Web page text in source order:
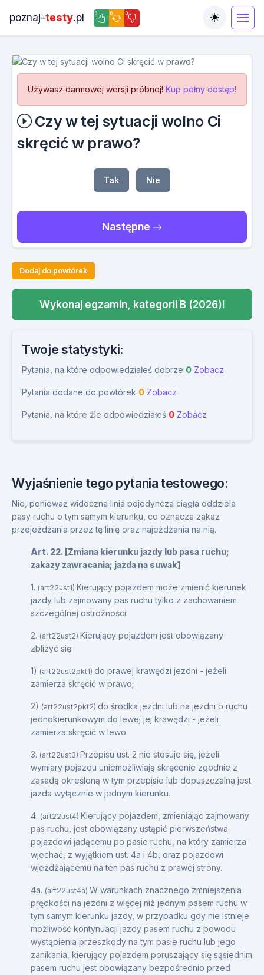
poznaj-testy.pl 0 0 0
Toggle
Używasz darmowej wersji próbnej! Kup pełny dostęp!
Czy w tej sytuacji wolno Ci
skręcić w prawo?
Tak Nie
Następne
Dodaj do powtórek
Wykonaj egzamin, kategorii B (2026)!
Twoje statystyki:
Pytania, na które odpowiedziałeś dobrze 0 Zobacz
Pytania dodane do powtórek 0 Zobacz
Pytania, na które źle odpowiedziałeś 0 Zobacz
Wyjaśnienie tego pytania testowego:
Nie, ponieważ widoczna linia pojedyncza ciągła oddziela
pasy ruchu o tym samym kierunku, co oznacza zakaz
przejeżdżania przez tę linię oraz najeżdżania na nią.
Art. 22. [Zmiana kierunku jazdy lub pasa ruchu;
zakazy zawracania; jazda na suwak]
1. (art22ust1) Kierujący pojazdem może zmienić kierunek
jazdy lub zajmowany pas ruchu tylko z zachowaniem
szczególnej ostrożności.
2. (art22ust2) Kierujący pojazdem jest obowiązany
zbliżyć się:
1) (art22ust2pkt1) do prawej krawędzi jezdni - jeżeli
zamierza skręcić w prawo;
2) (art22ust2pkt2) do środka jezdni lub na jezdni o ruchu
jednokierunkowym do lewej jej krawędzi - jeżeli
zamierza skręcić w lewo.
3. (art22ust3) Przepisu ust. 2 nie stosuje się, jeżeli
wymiary pojazdu uniemożliwiają skręcenie zgodnie z
zasadą określoną w tym przepisie lub dopuszczalna jest
jazda wyłącznie w jednym kierunku.
4. (art22ust4) Kierujący pojazdem, zmieniając zajmowany
pas ruchu, jest obowiązany ustąpić pierwszeństwa
pojazdowi jadącemu po pasie ruchu, na który zamierza
wjechać, z wyjątkiem ust. 4a i 4b, oraz pojazdowi
wjeżdżającemu na ten pas ruchu z prawej strony.
4a. (art22ust4a) W warunkach znacznego zmniejszenia
prędkości na jezdni z więcej niż jednym pasem ruchu w
tym samym kierunku jazdy, w przypadku gdy nie istnieje
możliwość kontynuacji jazdy pasem ruchu z powodu
wystąpienia przeszkody na tym pasie ruchu lub jego
zanikania, kierujący pojazdem poruszający się sąsiednim
pasem ruchu jest obowiązany bezpośrednio przed